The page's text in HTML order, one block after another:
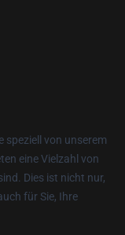
speziell von unserem
eine Vielzahl von
Dies ist nicht nur,
für Sie, Ihre